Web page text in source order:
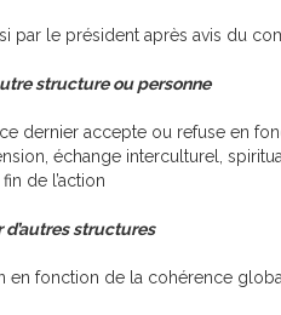
le président après avis du
structure ou personne
dernier accepte ou refuse en
échange interculturel,
de l’action
structures
en fonction de la cohérence